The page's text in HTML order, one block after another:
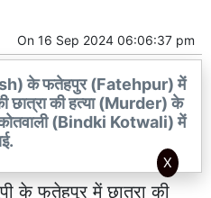
On 16 Sep 2024 06:06:37 pm
के फतेहपुर (Fatehpur) में
की हत्या (Murder) के
कोतवाली (Bindki Kotwali) में
के फतेहपुर मेंछात्रा की
X